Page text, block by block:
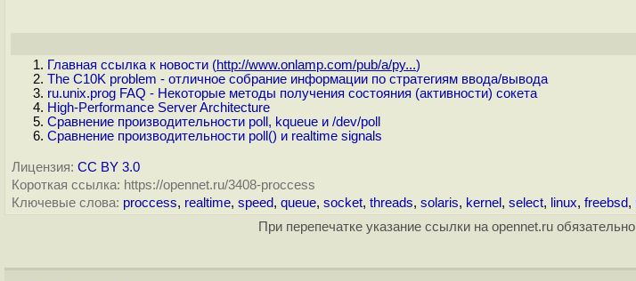
Главная ссылка к новости (http://www.onlamp.com/pub/a/py...)
The C10K problem - отличное собрание информации по стратегиям ввода/вывода
ru.unix.prog FAQ - Некоторые методы получения состояния (активности) сокета
High-Performance Server Architecture
Сравнение производительности poll, kqueue и /dev/poll
Сравнение производительности poll() и realtime signals
Лицензия: CC BY 3.0
Короткая ссылка: https://opennet.ru/3408-proccess
Ключевые слова: proccess, realtime, speed, queue, socket, threads, solaris, kernel , select, linux, freebsd,
При перепечатке указание ссылки на opennet.ru обязательно